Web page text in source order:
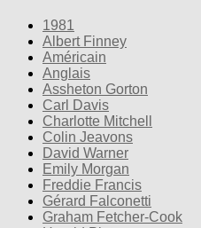
1981
Albert Finney
Américain
Anglais
Assheton Gorton
Carl Davis
Charlotte Mitchell
Colin Jeavons
David Warner
Emily Morgan
Freddie Francis
Gérard Falconetti
Graham Fetcher-Cook